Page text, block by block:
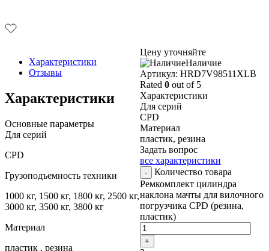
Цену уточняйте
Наличие
Aртикул: HRD7V98511XLB
Rated 0out of 5
Характеристики
Для серий
CPD
Материал
пластик, резина
Задать вопрос
все характеристики
-
Количество товара
Ремкомплект цилиндра
наклона мачты для вилочного
погрузчика CPD (резина,
пластик)
+
Характеристики
Отзывы
Характеристики
Основные параметры
Для серий
CPD
Грузоподъемность техники
1000 кг, 1500 кг, 1800 кг, 2500 кг,
3000 кг, 3500 кг, 3800 кг
Материал
пластик , резина